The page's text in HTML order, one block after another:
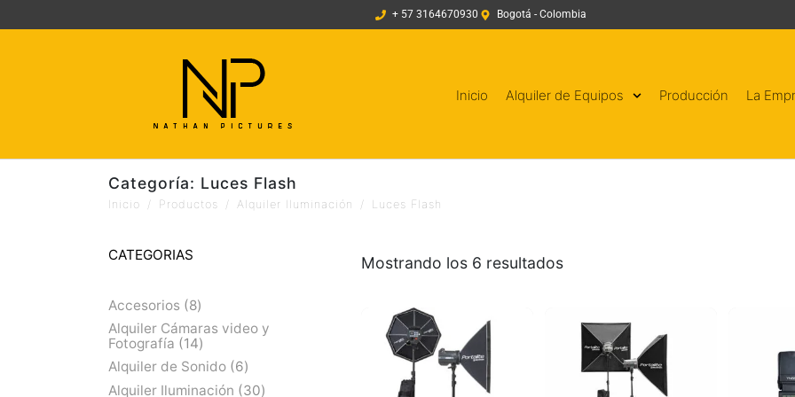
+ 57 3164670930 Bogotá - Colombia
Inicio Alquiler de Equipos Producción La
Categoría: Luces Flash
Inicio Productos Alquiler Iluminación Luces Flash
Mostrando los 6 resultados
CATEGORIAS
Accesorios
8
Alquiler Cámaras video y
Fotografía
14
Alquiler de Sonido
6
Alquiler Iluminación
30